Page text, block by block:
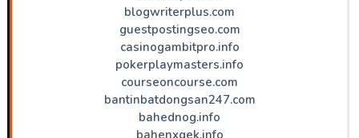
blogwriterplus.com
guestpostingseo.com
casinogambitpro.info
pokerplaymasters.info
courseoncourse.com
bantinbatdongsan247.com
bahednog.info
bahenxgek.info